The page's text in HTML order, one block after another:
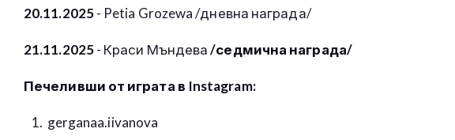
20.11.2025- Petia Grozewa/дневна награда/
21.11.2025- Краси Мъндева/седмична награда/
Печеливши от играта в Instagram:
gerganaa.iivanova